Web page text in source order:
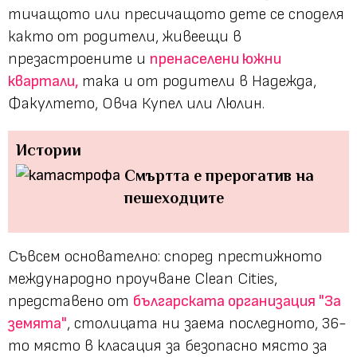
тичащото или пресичащото дете се споделя
както от родители, живеещи в
презастроените и пренаселени южни
квартали, така и от родители в Надежда,
Факултето, Овча Купел или Люлин.
Истории
Смъртта е прерогатив на
пешеходците
Съвсем основателно: според престижното
международно проучване Clean Cities,
представено от българската организация "За
земята", столицата ни заема последното, 36-
то място в класация за безопасно място за